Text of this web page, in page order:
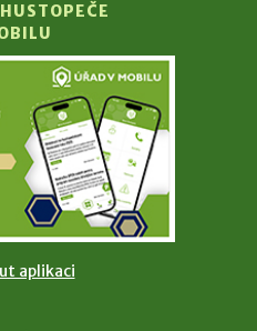
aplikaci